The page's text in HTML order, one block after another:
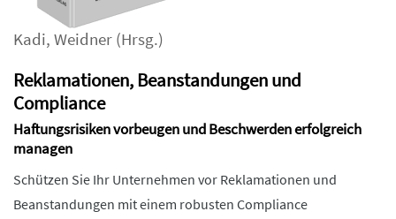
Kadi, Weidner (Hrsg.)
Reklamationen, Beanstandungen und
Compliance
Haftungsrisiken vorbeugen und Beschwerden erfolgreich
managen
Schützen Sie Ihr Unternehmen vor Reklamationen und
Beanstandungen mit einem robusten Compliance